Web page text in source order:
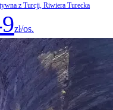
z Turcji, Riwiera Turecka
zł/os.